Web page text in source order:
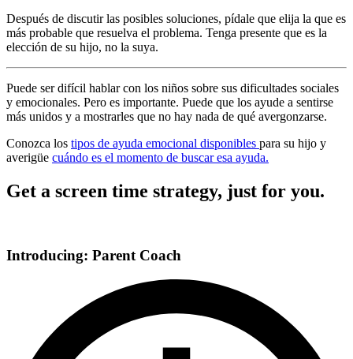
Después de discutir las posibles soluciones, pídale que elija la que es
más probable que resuelva el problema. Tenga presente que es la
elección de su hijo, no la suya.
Puede ser difícil hablar con los niños sobre sus dificultades sociales
y emocionales. Pero es importante. Puede que los ayude a sentirse
más unidos y a mostrarles que no hay nada de qué avergonzarse.
Conozca los tipos de ayuda emocional disponibles para su hijo y
averigüe cuándo es el momento de buscar esa ayuda.
Get a screen time strategy, just for you.
Introducing: Parent Coach